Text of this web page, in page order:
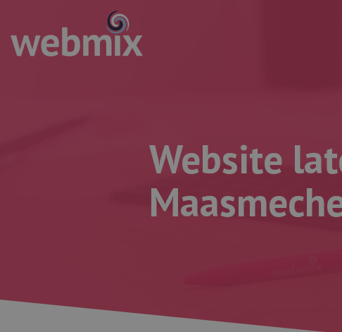
Website